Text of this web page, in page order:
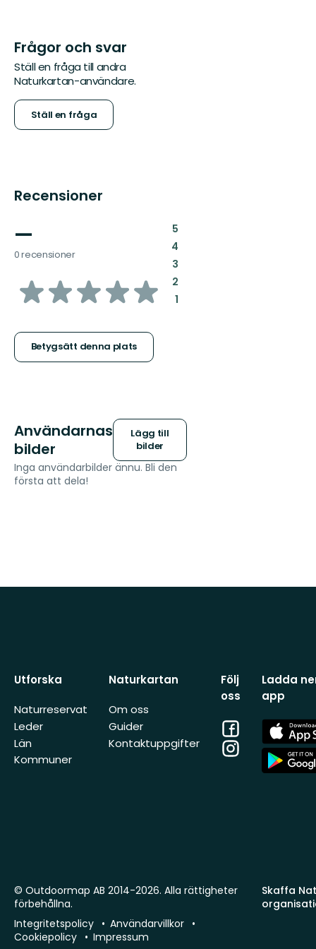
Frågor och svar
Ställ en fråga till andra
Naturkartan-användare.
Ställ en fråga
Recensioner
—
0 recensioner
av
stjärnor
Betygsätt denna plats
5:
4:
3:
2:
1:
Användarnas
bilder
Lägg till
bilder
Inga användarbilder ännu. Bli den
första att dela!
Utforska
Naturreservat
Leder
Län
Kommuner
Naturkartan
Om oss
Guider
Kontaktuppgifter
Följ
oss
Facebook
Instagram
Ladda
app
App
Store
App
Store
Skaffa
© Outdoormap AB 2014-2026. Alla rättigheter
förbehållna.
Integritetspolicy
Användarvillkor
Cookiepolicy
Impressum